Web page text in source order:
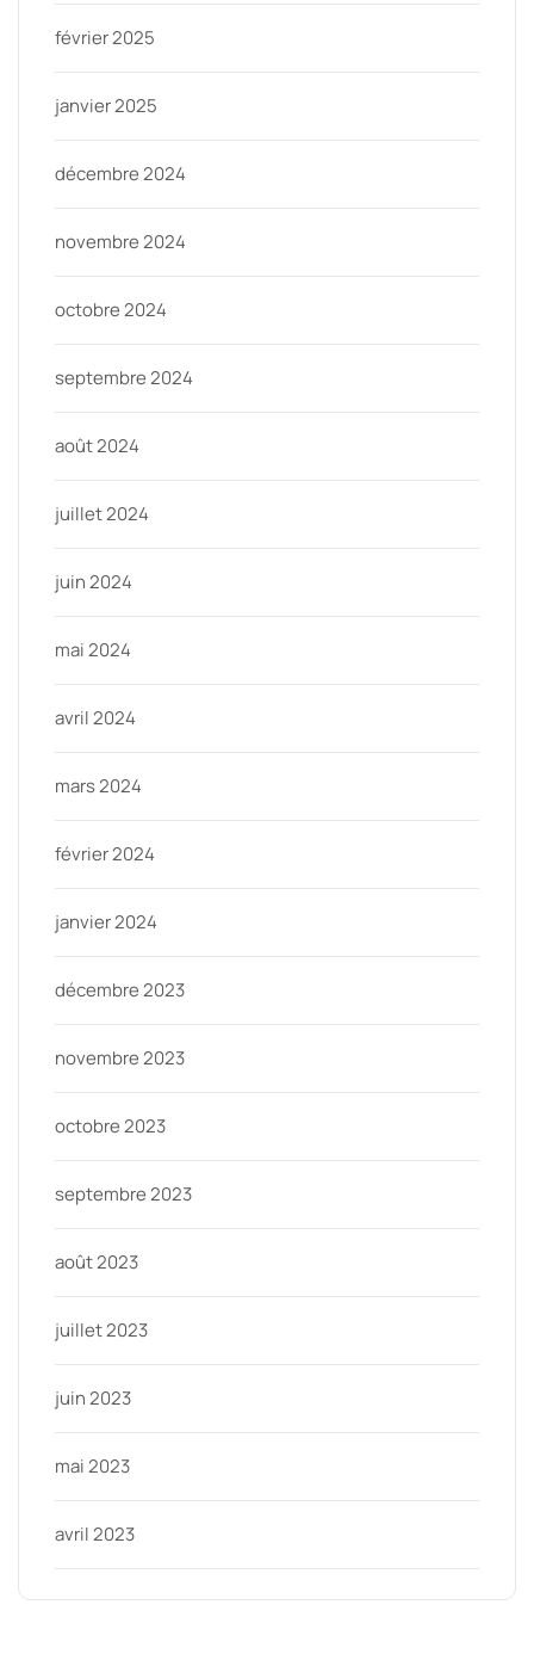
février 2025
janvier 2025
décembre 2024
novembre 2024
octobre 2024
septembre 2024
août 2024
juillet 2024
juin 2024
mai 2024
avril 2024
mars 2024
février 2024
janvier 2024
décembre 2023
novembre 2023
octobre 2023
septembre 2023
août 2023
juillet 2023
juin 2023
mai 2023
avril 2023